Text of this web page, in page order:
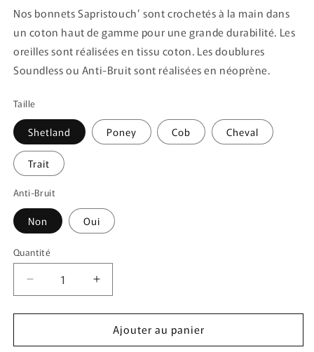
Nos bonnets Sapristouch’ sont crochetés à la main dans
un coton haut de gamme pour une grande durabilité. Les
oreilles sont réalisées en tissu coton. Les doublures
Soundless ou Anti-Bruit sont réalisées en néoprène.
Taille
Shetland Poney Cob Cheval
Trait
Anti-Bruit
Non Oui
Quantité
Quantité
Réduire
la
quantité
Bonnet
Augmenter
la
quantité
Bonnet
Ajouter au panier